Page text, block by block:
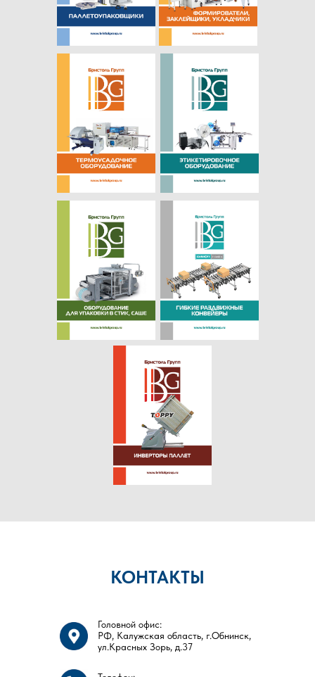
КОНТАКТЫ
Головной офис:
РФ, Калужская область, г.Обнинск,
ул.Красных Зорь, д.37